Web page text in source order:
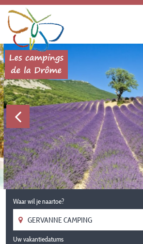
Waar wil je naartoe?
Uw vakantiedatums